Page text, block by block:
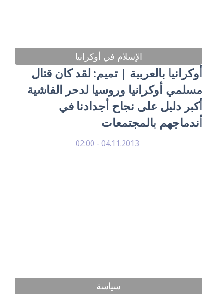
الإسلام في أوكرانيا
أوكرانيا بالعربية | تميم: لقد كان قتال
مسلمي أوكرانيا وروسيا لدحر الفاشية
أكبر دليل على نجاح أجدادنا في
أندماجهم بالمجتمعات
04.11.2013 - 02:00
سياسة